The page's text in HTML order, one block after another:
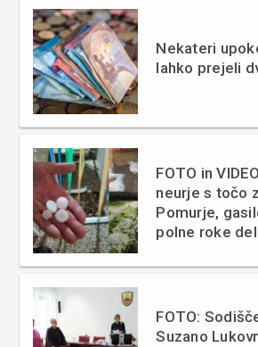
Nekateri
lahko prejeli
FOTO in
neurje s točo
Pomurje,
polne roke
FOTO:
Suzano